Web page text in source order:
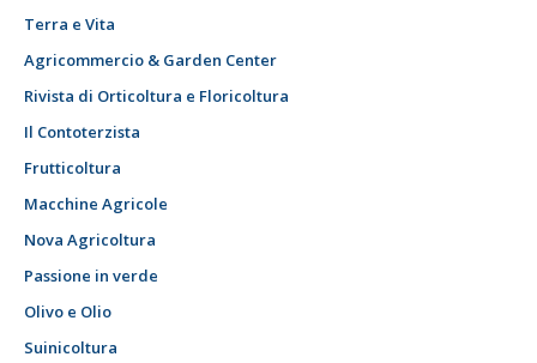
Terra e Vita
Agricommercio & Garden Center
Rivista di Orticoltura e Floricoltura
Il Contoterzista
Frutticoltura
Macchine Agricole
Nova Agricoltura
Passione in verde
Olivo e Olio
Suinicoltura